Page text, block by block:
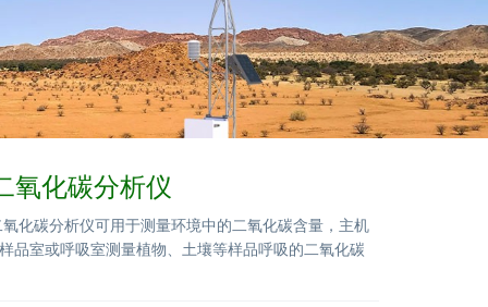
氧化碳分析仪
化碳分析仪可用于测量环境中的二氧化碳含量，主机
品室或呼吸室测量植物、土壤等样品呼吸的二氧化碳